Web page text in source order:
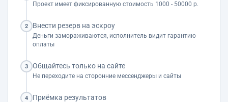
Проект имеет фиксированную стоимость 1000 - 50000 р.
2 Внести резерв на эскроу
Деньги замораживаются, исполнитель видит гарантию
оплаты
3 Общайтесь только на сайте
Не переходите на сторонние мессенджеры и сайты
4 Приёмка результатов